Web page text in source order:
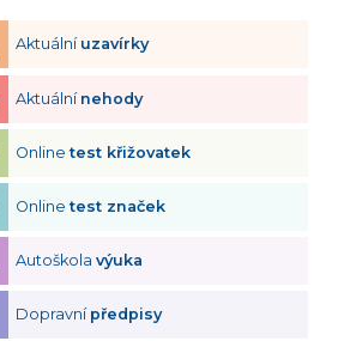
Aktuální uzavírky
Aktuální nehody
Onlinetest křižovatek
Onlinetest značek
Autoškolavýuka
Dopravní předpisy